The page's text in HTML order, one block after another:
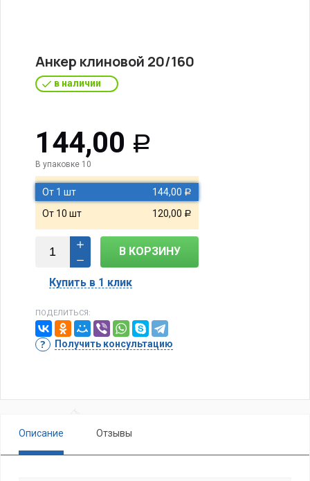
Анкер клиновой 20/160
в наличии
144,00 Р
В упаковке 10
От 1 шт 144,00 Р
От 10 шт 120,00 Р
В КОРЗИНУ
Купить в 1 клик
ПОДЕЛИТЬСЯ:
Получить консультацию
Описание Отзывы